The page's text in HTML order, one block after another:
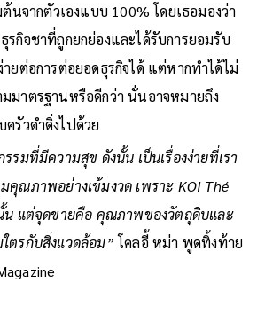
นจากตัวเองแบบ 100% โดยเธอมองว่า
กิจชาที่ถูกยกย่องและได้รับการยอมรับ
ยต่อการต่อยอดธุรกิจได้ แต่หากทำได้ไม่
มาตรฐานหรือดีกว่า นั่นอาจหมายถึง
รัวดำดิ่งไปด้วย
รมที่มีความสุข ดังนั้น เป็นเรื่องง่ายที่เรา
คุณภาพอย่างเข้มงวด เพราะ KOI Thé
น แต่จุดขายคือ คุณภาพของวัตถุดิบและ
ตรกับสิ่งแวดล้อม”โคลอี้ หม่า พูดทิ้งท้าย